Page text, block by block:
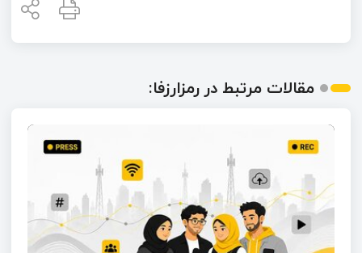
مقالات مرتبط در رمزارزفا: